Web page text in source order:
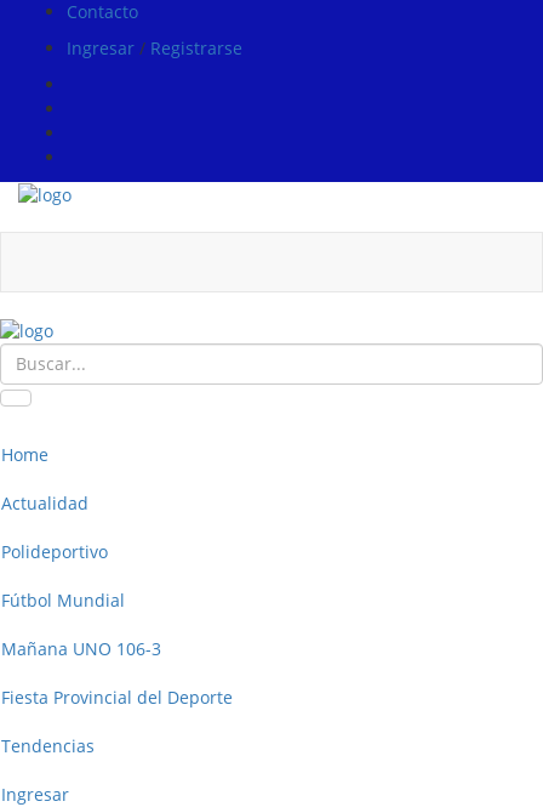
Contacto
Ingresar / Registrarse
Home
Actualidad
Polideportivo
Fútbol Mundial
Mañana UNO 106-3
Fiesta Provincial del Deporte
Tendencias
Ingresar